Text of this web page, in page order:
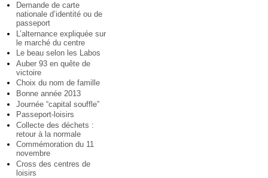
Demande de carte
nationale d’identité ou de
passeport
L’alternance expliquée sur
le marché du centre
Le beau selon les Labos
Auber 93 en quête de
victoire
Choix du nom de famille
Bonne année 2013
Journée “capital souffle”
Passeport-loisirs
Collecte des déchets :
retour à la normale
Commémoration du 11
novembre
Cross des centres de
loisirs